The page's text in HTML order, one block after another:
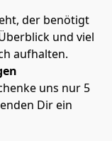
der benötigt
und viel
aufhalten.
uns nur 5
Dir ein